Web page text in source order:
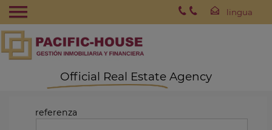
Official Real Estate Agency
referenza